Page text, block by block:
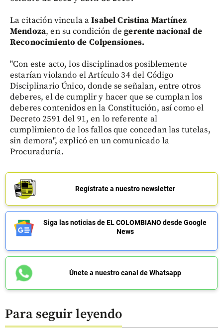
La citación vincula aIsabel Cristina Martínez
Mendoza, en su condición degerente nacional de
Reconocimiento de Colpensiones.
"Con este acto, los disciplinados posiblemente
estarían violando el Artículo 34 del Código
Disciplinario Único, donde se señalan, entre otros
deberes, el de cumplir y hacer que se cumplan los
deberes contenidos en la Constitución, así como el
Decreto 2591 del 91, en lo referente al
cumplimiento de los fallos que concedan las tutelas,
sin demora", explicó en un comunicado la
Procuraduría.
Regístrate a nuestro newsletter
Siga las noticias de EL COLOMBIANO desde Google
News
Únete a nuestro canal de Whatsapp
Para seguir leyendo